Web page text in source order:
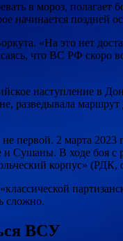
в мороз, полагает
начинается поздней
«На это нет
что ВС РФ скоро
наступление в
разведывала
2 марта
В ходе боя с
корпус»
сложно.
ВСУ